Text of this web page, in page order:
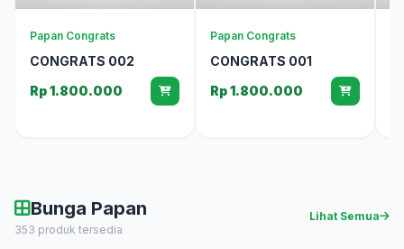
Papan Congrats
CONGRATS 002
Rp 1.800.000
Papan Congrats
CONGRATS 001
Rp 1.800.000
Bunga Papan
353 produk tersedia
Lihat Semua